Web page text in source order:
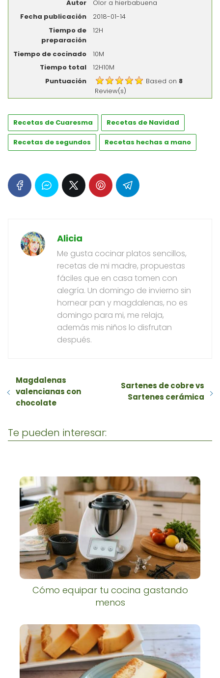
Autor
Olor a hierbabuena
Fecha publicación
2018-01-14
Tiempo de
preparación
12H
Tiempo de cocinado
10M
Tiempo total
12H10M
Puntuación
Based on 8
Review(s)
Recetas de Cuaresma Recetas de Navidad
Recetas de segundos Recetas hechas a mano
Alicia
Me gusta cocinar platos sencillos,
recetas de mi madre, propuestas
fáciles que en casa tomen con
alegría. Un domingo de invierno sin
hornear pan y magdalenas, no es
domingo para mi, me relaja,
además mis niños lo disfrutan
después.
Magdalenas
valencianas con
chocolate
Sartenes de cobre vs
Sartenes cerámica
Te pueden interesar:
Cómo equipar tu cocina gastando
menos